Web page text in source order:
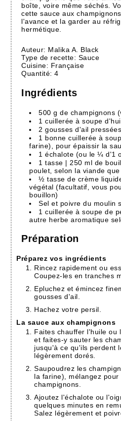
boîte, voire même séchés.
cette sauce aux
l'avance et la garder au
hermétique.
Auteur: Malika A. Black
Type de recette: Sauce
Cuisine: Française
Quantité:4
Ingrédients
500 g de champignons
1 cuillerée à soupe
2 gousses d'ail pressées
1 bonne cuillerée à
farine), pour épaissir la
1 échalote (ou le ¼ d'1
1 tasse | 250 ml de
poulet, selon la viande
½ tasse de crème
végétal (facultatif, vous
bouillon)
Sel et poivre du moulin
1 cuillerée à soupe de
autre herbe aromatique
Préparation
Préparez vos ingrédients
Rincez rapidement ou
Coupez-les en tranches
Epluchez et émincez
gousses d'ail.
Hachez votre persil.
La sauce aux champignons
Faites chauffer l'huile ou
et faites-y sauter les
jusqu'à ce qu'ils perdent
légèrement dorés.
Saupoudrez les
la farine), mélangez pour
champignons.
Ajoutez l'échalote ou
quelques minutes en
Salez légèrement et